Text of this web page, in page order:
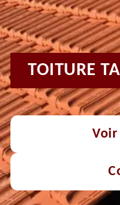
TOITURE
Voir